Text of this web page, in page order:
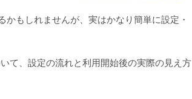
もしれませんが、実はかなり簡単に設定・
て、設定の流れと利用開始後の実際の見え方